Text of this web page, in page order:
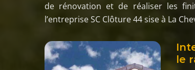
de rénovation et de réaliser les
l’entreprise SC Clôture 44 sise à La
le